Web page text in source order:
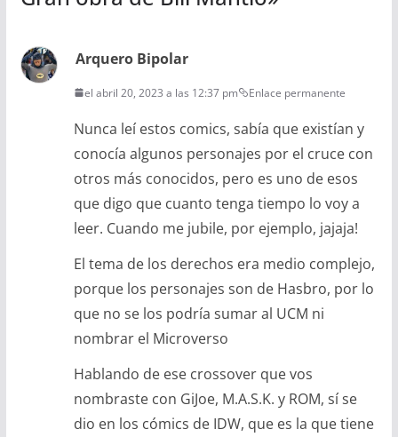
Arquero Bipolar
el abril 20, 2023 a las 12:37 pm Enlace permanente
Nunca leí estos comics, sabía que existían y
conocía algunos personajes por el cruce con
otros más conocidos, pero es uno de esos
que digo que cuanto tenga tiempo lo voy a
leer. Cuando me jubile, por ejemplo, jajaja!
El tema de los derechos era medio complejo,
porque los personajes son de Hasbro, por lo
que no se los podría sumar al UCM ni
nombrar el Microverso
Hablando de ese crossover que vos
nombraste con GiJoe, M.A.S.K. y ROM, sí se
dio en los cómics de IDW, que es la que tiene